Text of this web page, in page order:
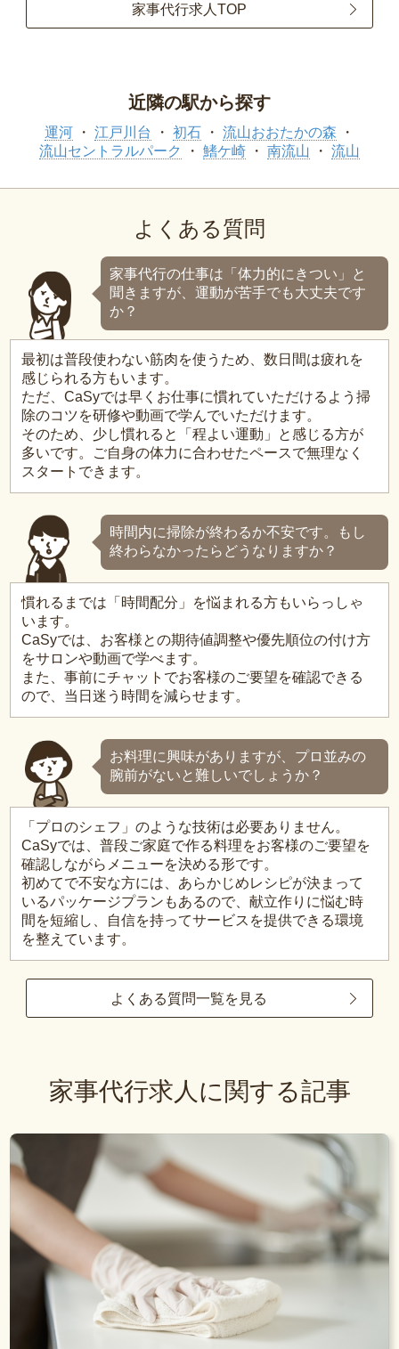
家事代行求人TOP
近隣の駅から探す
運河 江戸川台 初石
流山おおたかの森
流山セントラルパーク
鰭ケ崎 南流山 流山
よくある質問
家事代行の仕事は「体力的にきつい」と
聞きますが、運動が苦手でも大丈夫です
か？
最初は普段使わない筋肉を使うため、数日間は疲れを
感じられる方もいます。
ただ、CaSyでは早くお仕事に慣れていただけるよう掃
除のコツを研修や動画で学んでいただけます。
そのため、少し慣れると「程よい運動」と感じる方が
多いです。ご自身の体力に合わせたペースで無理なく
スタートできます。
時間内に掃除が終わるか不安です。もし
終わらなかったらどうなりますか？
慣れるまでは「時間配分」を悩まれる方もいらっしゃ
います。
CaSyでは、お客様との期待値調整や優先順位の付け方
をサロンや動画で学べます。
また、事前にチャットでお客様のご要望を確認できる
ので、当日迷う時間を減らせます。
お料理に興味がありますが、プロ並みの
腕前がないと難しいでしょうか？
「プロのシェフ」のような技術は必要ありません。
CaSyでは、普段ご家庭で作る料理をお客様のご要望を
確認しながらメニューを決める形です。
初めてで不安な方には、あらかじめレシピが決まって
いるパッケージプランもあるので、献立作りに悩む時
間を短縮し、自信を持ってサービスを提供できる環境
を整えています。
よくある質問一覧を見る
家事代行求人に関する記事